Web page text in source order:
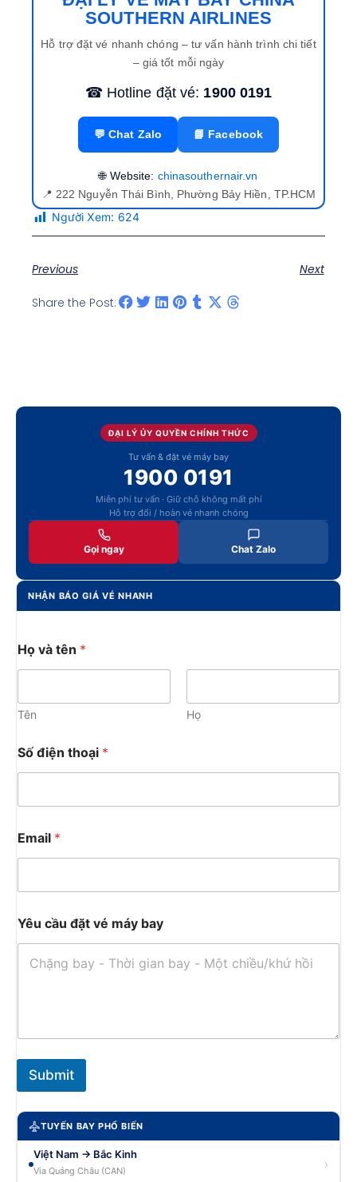
SOUTHERN AIRLINES
Hỗ trợ đặt vé nhanh chóng – tư vấn hành trình chi tiết
– giá tốt mỗi ngày
☎ Hotline đặt vé: 1900 0191
💬 Chat Zalo 📘 Facebook
🌐 Website: chinasouthernair.vn
📍 222 Nguyễn Thái Bình, Phường Bảy Hiền, TP.HCM
Người Xem: 624
Previous Next
Share the Post:
ĐẠI LÝ ỦY QUYỀN CHÍNH THỨC
Tư vấn & đặt vé máy bay
1900 0191
Miễn phí tư vấn · Giữ chỗ không mất phí
Hỗ trợ đổi / hoàn vé nhanh chóng
Gọi ngay Chat Zalo
NHẬN BÁO GIÁ VÉ NHANH
Họ và tên *
Tên Họ
Số điện thoại *
Email *
Yêu cầu đặt vé máy bay
Submit
TUYẾN BAY PHỔ BIẾN
Việt Nam → Bắc Kinh
Via Quảng Châu (CAN) ›